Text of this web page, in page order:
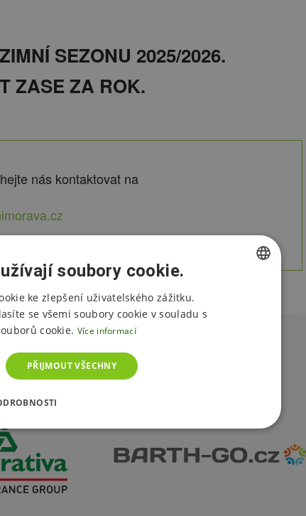
SEZONU 2025/2026.
ZASE ZA ROK.
nás kontaktovat na
soubory cookie.
ke zlepšení uživatelského zážitku.
se všemi soubory cookie v souladu s
cookie. Více informací
PŘIJMOUT VŠECHNY